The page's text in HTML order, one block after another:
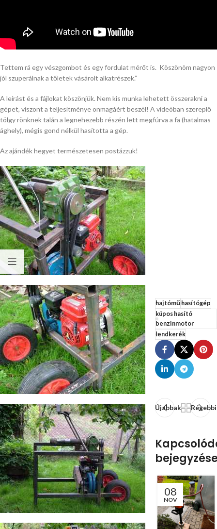
Tettem rá egy vészgombot és egy fordulat mérőt is. Köszönöm nagyon
jól szuperálnak a tőletek vásárolt alkatrészek.”
A leírást és a fájlokat köszönjük. Nem kis munka lehetett összerakni a
gépet, viszont a teljesítménye önmagáért beszél! A videóban szereplő
tölgy rönknek talán a legnehezebb részén lett megfúrva a fa (hatalmas
ághely), mégis gond nélkül hasította a gép.
Az ajándék hegyet természetesen postázzuk!
hajtómű hasítógép
kúpos hasító
benzinmotor
lendkerék
Újabbak
08
NOV